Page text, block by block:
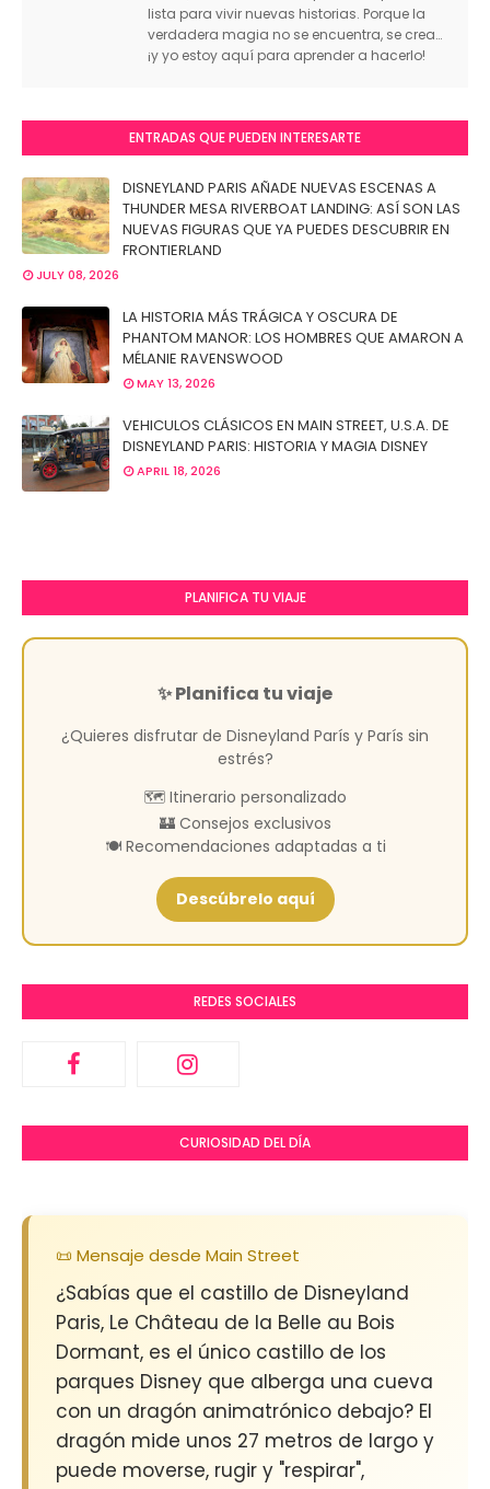
lista para vivir nuevas historias. Porque la
verdadera magia no se encuentra, se crea…
¡y yo estoy aquí para aprender a hacerlo!
ENTRADAS QUE PUEDEN INTERESARTE
DISNEYLAND PARIS AÑADE NUEVAS ESCENAS A
THUNDER MESA RIVERBOAT LANDING: ASÍ SON LAS
NUEVAS FIGURAS QUE YA PUEDES DESCUBRIR EN
FRONTIERLAND
JULY 08, 2026
LA HISTORIA MÁS TRÁGICA Y OSCURA DE
PHANTOM MANOR: LOS HOMBRES QUE AMARON A
MÉLANIE RAVENSWOOD
MAY 13, 2026
VEHICULOS CLÁSICOS EN MAIN STREET, U.S.A. DE
DISNEYLAND PARIS: HISTORIA Y MAGIA DISNEY
APRIL 18, 2026
PLANIFICA TU VIAJE
✨ Planifica tu viaje
¿Quieres disfrutar de Disneyland París y París sin
estrés?
🗺️ Itinerario personalizado
🏰 Consejos exclusivos
🍽️ Recomendaciones adaptadas a ti
Descúbrelo aquí
REDES SOCIALES
CURIOSIDAD DEL DÍA
📜 Mensaje desde Main Street
¿Sabías que el castillo de Disneyland
Paris, Le Château de la Belle au Bois
Dormant, es el único castillo de los
parques Disney que alberga una cueva
con un dragón animatrónico debajo? El
dragón mide unos 27 metros de largo y
puede moverse, rugir y "respirar",